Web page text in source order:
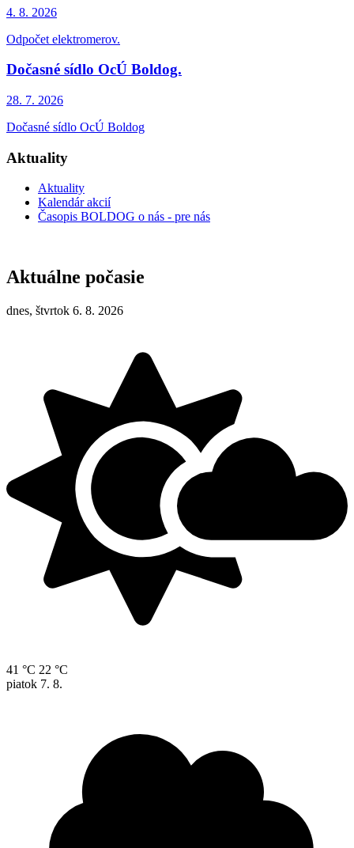
4. 8. 2026
Odpočet elektromerov.
Dočasné sídlo OcÚ Boldog.
28. 7. 2026
Dočasné sídlo OcÚ Boldog
Aktuality
Aktuality
Kalendár akcií
Časopis BOLDOG o nás - pre nás
Aktuálne počasie
dnes, štvrtok 6. 8. 2026
41 °C 22 °C
piatok 7. 8.